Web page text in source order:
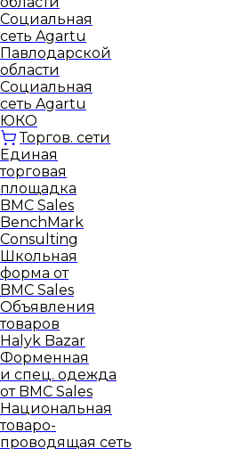
Социальная
сеть Agartu
Павлодарской
области
Социальная
сеть Agartu
ЮКО
Торгов. сети
Единая
торговая
площадка
BMC Sales
BenchMark
Consulting
Школьная
форма от
BMC Sales
Объявления
товаров
Halyk Bazar
Форменная
и спец. одежда
от BMC Sales
Национальная
товаро-
проводящая сеть